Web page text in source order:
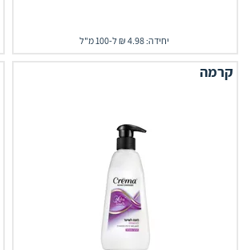
יחידה: 4.98 ₪ ל-100 מ"ל
קרמה